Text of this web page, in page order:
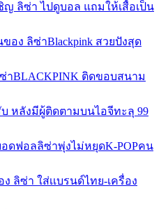
ลิซ่า ไปดูบอล แถมให้เสื้อเป็น
อง ลิซ่าBlackpink สวยปังสุด
าBLACKPINK ติดขอบสนาม
บ หลังมีผู้ติดตามบนไอจีทะลุ 99
ดฟอลลิซ่าพุ่งไม่หยุดK-POPคน
ลิซ่า ใส่เเบรนด์ไทย-เครื่อง